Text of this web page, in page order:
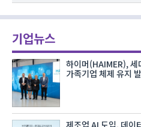
기업뉴스
하이머(HAIMER),
가족기업 체제 유지